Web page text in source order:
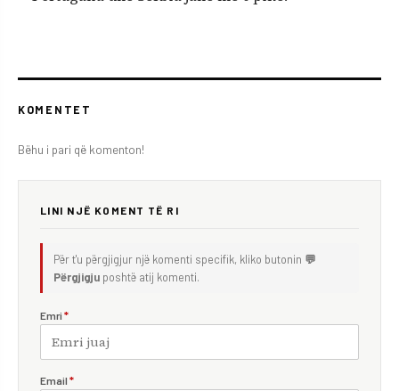
KOMENTET
Bëhu i pari që komenton!
LINI NJË KOMENT TË RI
Për t'u përgjigjur një komenti specifik, kliko butonin 💬
Përgjigju poshtë atij komenti.
Emri *
Email *